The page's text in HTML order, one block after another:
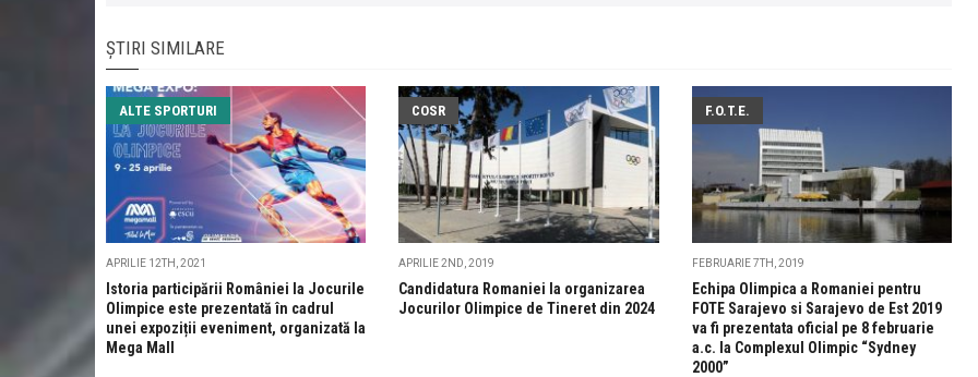
ȘTIRI SIMILARE
ALTE SPORTURI
APRILIE 12TH, 2021
Istoria participării României la Jocurile
Olimpice este prezentată în cadrul
unei expoziții eveniment, organizată la
Mega Mall
COSR
APRILIE 2ND, 2019
Candidatura Romaniei la organizarea
Jocurilor Olimpice de Tineret din 2024
F.O.T.E.
FEBRUARIE 7TH, 2019
Echipa Olimpica a Romaniei pentru
FOTE Sarajevo si Sarajevo de Est 2019
va fi prezentata oficial pe 8 februarie
a.c. la Complexul Olimpic “Sydney
2000”